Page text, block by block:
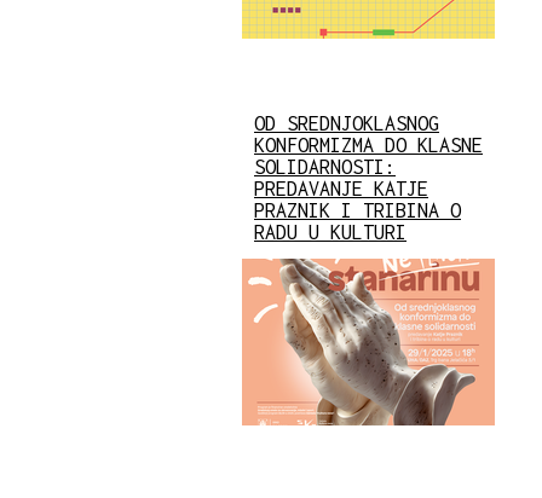
OD SREDNJOKLASNOG
KONFORMIZMA DO KLASNE
SOLIDARNOSTI:
PREDAVANJE KATJE
PRAZNIK I TRIBINA O
RADU U KULTURI